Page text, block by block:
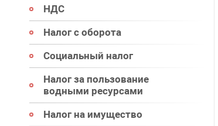
НДС
Налог с оборота
Социальный налог
Налог за пользование
водными ресурсами
Налог на имущество